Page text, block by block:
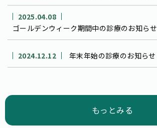
2025.04.08
ゴールデンウィーク期間中の診療のお知らせ
2024.12.12 年末年始の診療のお知らせ
もっとみる